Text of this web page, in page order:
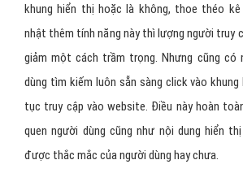
khung hiển thị hoặc là không, thoe théo kê
nhật thêm tính năng này thì lượng người truy
giảm một cách trầm trọng. Nhưng cũng có
dùng tìm kiếm luôn sẵn sàng click vào
tục truy cập vào website. Điều này hoàn
quen người dùng cũng như nội dung hiển
được thắc mắc của người dùng hay chưa.